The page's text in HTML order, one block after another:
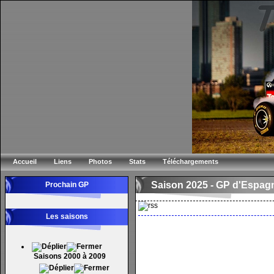
Accueil Liens Photos Stats Téléchargements
Prochain GP
Les saisons
Saisons 2000 à 2009
Saison 2025 - GP